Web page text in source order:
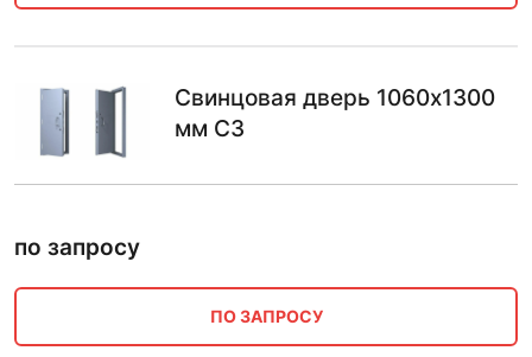
Свинцовая дверь 1060х1300
мм С3
по запросу
ПО ЗАПРОСУ